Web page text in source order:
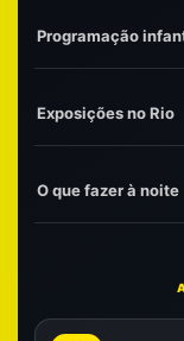
Programação
Exposições no Rio
O que fazer à noite